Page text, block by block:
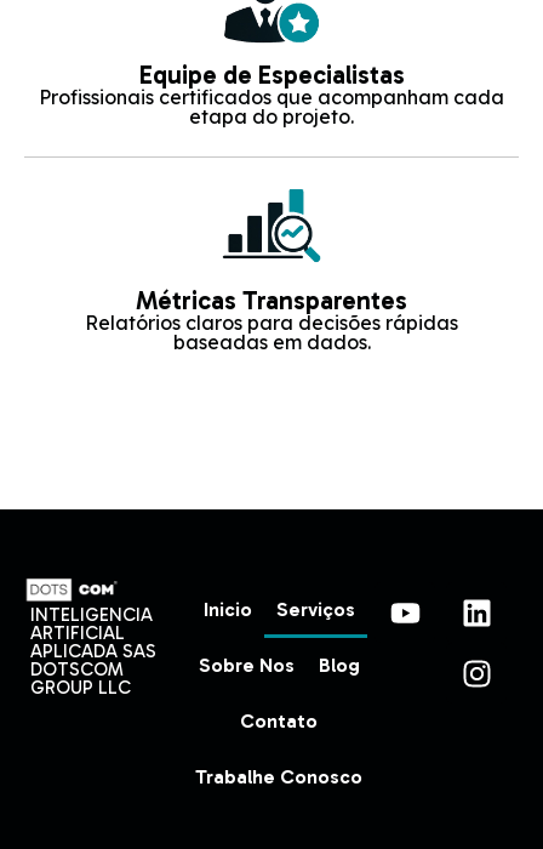
Equipe de Especialistas
Profissionais certificados que acompanham cada
etapa do projeto.
Métricas Transparentes
Relatórios claros para decisões rápidas
baseadas em dados.
INTELIGENCIA
ARTIFICIAL
APLICADA SAS
DOTSCOM
GROUP LLC
Inicio Serviços
Sobre Nos Blog
Contato
Trabalhe Conosco